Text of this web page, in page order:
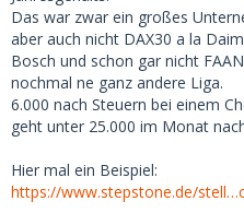
Besonders der letzte Punkt
Ich weiß nicht einmal,
einem verfügbaren
würden (man muss auch für
über das Taschengeld
Chefarztes beträgt etwa
Lebensunterhalt. Zwar nicht
ich an Profifußballer und
Das war zwar ein großes
aber auch nicht DAX30 a la
Bosch und schon gar nicht
nochmal ne ganz andere Liga.
6.000 nach Steuern bei einem
geht unter 25.000 im Monat
Hier mal ein Beispiel:
https://www.stepstone.de/